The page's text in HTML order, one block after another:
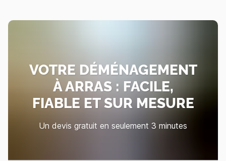
VOTRE DÉMÉNAGEMENT
À ARRAS : FACILE,
FIABLE ET SUR MESURE
Un devis gratuit en seulement 3 minutes